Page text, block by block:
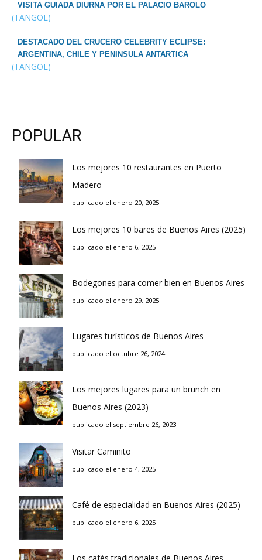
VISITA GUIADA DIURNA POR EL PALACIO BAROLO
(TANGOL)
DESTACADO DEL CRUCERO CELEBRITY ECLIPSE:
ARGENTINA, CHILE Y PENINSULA ANTARTICA
(TANGOL)
POPULAR
Los mejores 10 restaurantes en Puerto
Madero
publicado el enero 20, 2025
Los mejores 10 bares de Buenos Aires (2025)
publicado el enero 6, 2025
Bodegones para comer bien en Buenos Aires
publicado el enero 29, 2025
Lugares turísticos de Buenos Aires
publicado el octubre 26, 2024
Los mejores lugares para un brunch en
Buenos Aires (2023)
publicado el septiembre 26, 2023
Visitar Caminito
publicado el enero 4, 2025
Café de especialidad en Buenos Aires (2025)
publicado el enero 6, 2025